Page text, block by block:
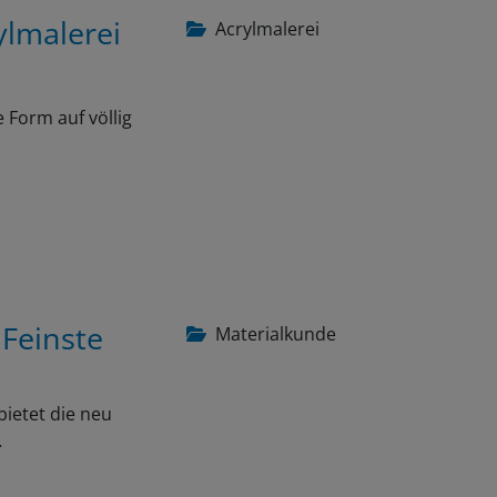
Acrylmalerei
auf völlig
Materialkunde
die neu